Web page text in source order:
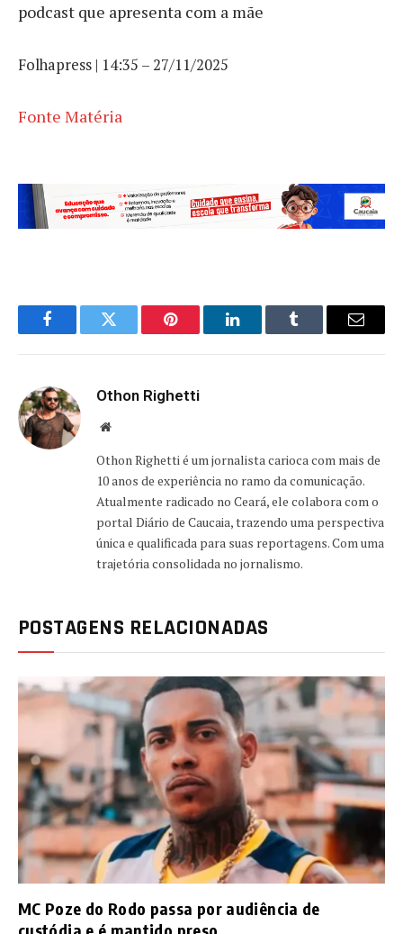
podcast que apresenta com a mãe
Folhapress | 14:35 – 27/11/2025
Fonte Matéria
FacebookTwitter Pinterest LinkedInTumblr Email
Othon Righetti
Website
Othon Righetti é um jornalista carioca com mais de
10 anos de experiência no ramo da comunicação.
Atualmente radicado no Ceará, ele colabora com o
portal Diário de Caucaia, trazendo uma perspectiva
única e qualificada para suas reportagens. Com uma
trajetória consolidada no jornalismo.
POSTAGENS RELACIONADAS
MC Poze do Rodo passa por audiência de
custódia e é mantido preso